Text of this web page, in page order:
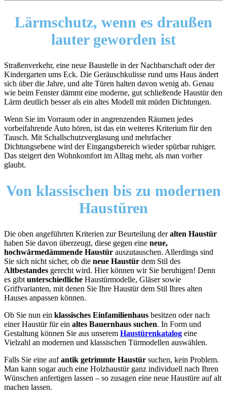
Lärmschutz, wenn es draußen
lauter geworden ist
Straßenverkehr, eine neue Baustelle in der Nachbarschaft oder der
Kindergarten ums Eck. Die Geräuschkulisse rund ums Haus ändert
sich über die Jahre, und alte Türen halten davon wenig ab. Genau
wie beim Fenster dämmt eine moderne, gut schließende Haustür den
Lärm deutlich besser als ein altes Modell mit müden Dichtungen.
Wenn Sie im Vorraum oder in angrenzenden Räumen jedes
vorbeifahrende Auto hören, ist das ein weiteres Kriterium für den
Tausch. Mit Schallschutzverglasung und mehrfacher
Dichtungsebene wird der Eingangsbereich wieder spürbar ruhiger.
Das steigert den Wohnkomfort im Alltag mehr, als man vorher
glaubt.
Von klassischen bis zu modernen
Haustüren
Die oben angeführten Kriterien zur Beurteilung deralten Haustür
haben Sie davon überzeugt, diese gegen eine neue,
hochwärmedämmende Haustür auszutauschen. Allerdings sind
Sie sich nicht sicher, ob die neue Haustür dem Stil des
Altbestandes gerecht wird. Hier können wir Sie beruhigen! Denn
es gibt unterschiedliche Haustürmodelle, Gläser sowie
Griffvarianten, mit denen Sie Ihre Haustür dem Stil Ihres alten
Hauses anpassen können.
Ob Sie nun ein klassisches Einfamilienhaus besitzen oder nach
einer Haustür für ein altes Bauernhaus suchen. In Form und
Gestaltung können Sie aus unserem Haustürenkatalog eine
Vielzahl an modernen und klassischen Türmodellen auswählen.
Falls Sie eine aufantik getrimmte Haustür suchen, kein Problem.
Man kann sogar auch eine Holzhaustür ganz individuell nach Ihren
Wünschen anfertigen lassen – so zusagen eine neue Haustüre auf alt
machen lassen.